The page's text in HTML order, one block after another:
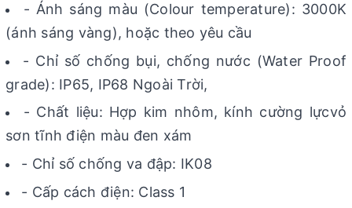
- Ánh sáng màu (Colour temperature): 3000K
(ánh sáng vàng), hoặc theo yêu cầu
- Chỉ số chống bụi, chống nước (Water Proof
grade): IP65, IP68 Ngoài Trời,
- Chất liệu: Hợp kim nhôm, kính cường lựcvỏ
sơn tĩnh điện màu đen xám
- Chỉ số chống va đập: IK08
- Cấp cách điện: Class 1